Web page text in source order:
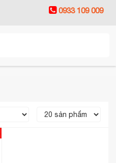
0933 109 009